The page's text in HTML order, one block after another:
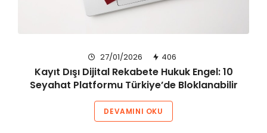
27/01/2026 406
Kayıt Dışı Dijital Rekabete Hukuk Engel: 10
Seyahat Platformu Türkiye’de Bloklanabilir
DEVAMINI OKU